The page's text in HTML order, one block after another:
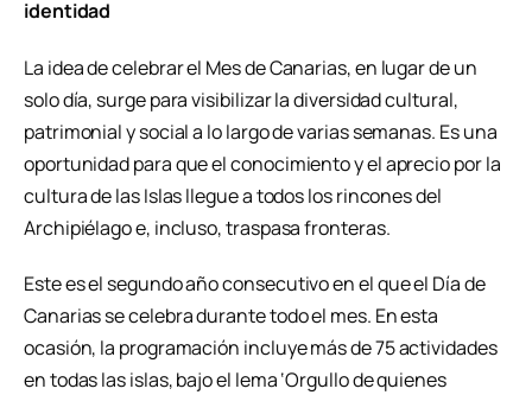
identidad
La idea de celebrar el Mes de Canarias, en lugar de un
solo día, surge para visibilizar la diversidad cultural,
patrimonial y social a lo largo de varias semanas. Es una
oportunidad para que el conocimiento y el aprecio por la
cultura de las Islas llegue a todos los rincones del
Archipiélago e, incluso, traspasa fronteras.
Este es el segundo año consecutivo en el que el Día de
Canarias se celebra durante todo el mes. En esta
ocasión, la programación incluye más de 75 actividades
en todas las islas, bajo el lema ‘Orgullo de quienes